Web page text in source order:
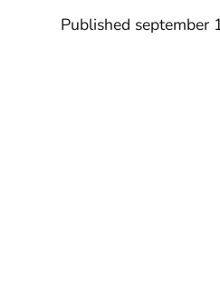
Published september